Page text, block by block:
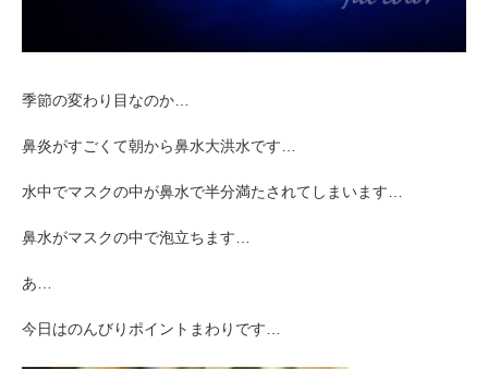
季節の変わり目なのか…
鼻炎がすごくて朝から鼻水大洪水です…
水中でマスクの中が鼻水で半分満たされてしまいます…
鼻水がマスクの中で泡立ちます…
あ…
今日はのんびりポイントまわりです…